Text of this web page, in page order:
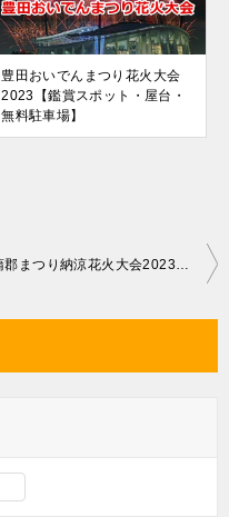
豊田おいでんまつり花火大会
2023【鑑賞スポット・屋台・
無料駐車場】
蒲郡まつり納涼花火大会2023【鑑賞スポット・屋台・無料駐車場】